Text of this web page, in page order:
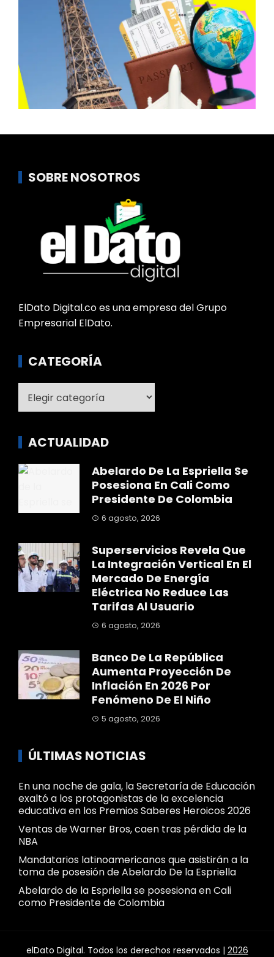
SOBRE NOSOTROS
ElDato Digital.co es una empresa del Grupo
Empresarial ElDato.
CATEGORÍA
ACTUALIDAD
Abelardo De La Espriella Se
Posesiona En Cali Como
Presidente De Colombia
6 agosto, 2026
Superservicios Revela Que
La Integración Vertical En El
Mercado De Energía
Eléctrica No Reduce Las
Tarifas Al Usuario
6 agosto, 2026
Banco De La República
Aumenta Proyección De
Inflación En 2026 Por
Fenómeno De El Niño
5 agosto, 2026
ÚLTIMAS NOTICIAS
En una noche de gala, la Secretaría de Educación
exaltó a los protagonistas de la excelencia
educativa en los Premios Saberes Heroicos 2026
Ventas de Warner Bros, caen tras pérdida de la
NBA
Mandatarios latinoamericanos que asistirán a la
toma de posesión de Abelardo De la Espriella
Abelardo de la Espriella se posesiona en Cali
como Presidente de Colombia
elDato Digital. Todos los derechos reservados | 2026